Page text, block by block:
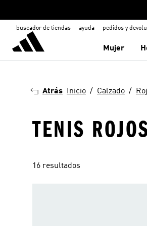
buscador de tiendas ayuda pedidos y
Mujer
Atrás Inicio Calzado
TENIS
16 resultados